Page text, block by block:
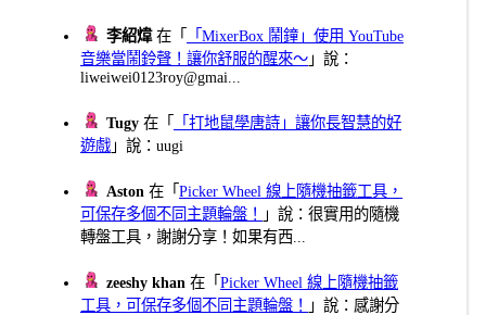
李紹煒在「
「MixerBox 鬧鐘」使用 YouTube
音樂當鬧鈴聲！讓你舒服的醒來～ 」說：
liweiwei0123roy@gmai...
Tugy 在「
「打地鼠學唐詩」讓你長智慧的好
遊戲 」說：uugi
Aston 在「Picker Wheel 線上隨機抽籤工具，
可保存多個不同主題輪盤！
」說：很實用的隨機
轉盤工具，謝謝分享！如果有西...
zeeshy khan 在「Picker Wheel 線上隨機抽籤
工具，可保存多個不同主題輪盤！
」說：感謝分